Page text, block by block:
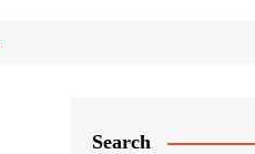
Search